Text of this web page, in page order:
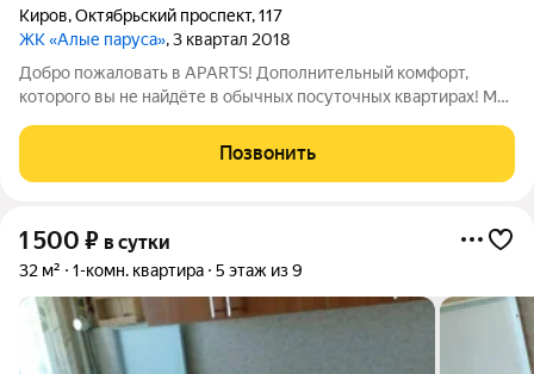
Киров,Октябрьский проспект,117
ЖК «Алые паруса», 3 квартал 2018
Добро пожаловать в APARTS! Дополнительный комфорт,
которого вы не найдёте в обычных посуточных квартирах! Мы
настоящему удобным и приближают его к уровню хорошего
отеля. Для гостей доступны
Позвонить
1 500 ₽ в сутки
32 м² 1-комн. квартира 5 этаж из 9